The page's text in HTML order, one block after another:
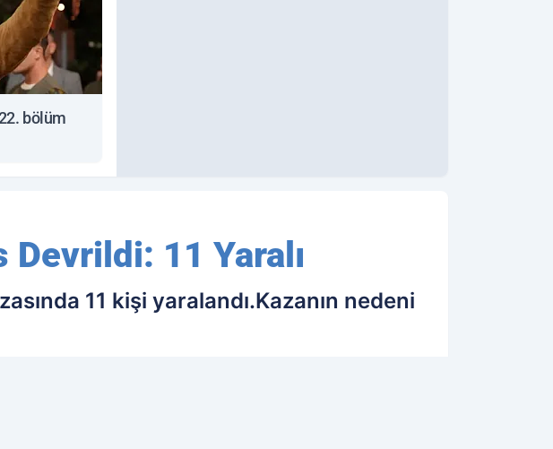
bölüm
11 Yaralı
11 kişi yaralandı.Kazanın nedeni